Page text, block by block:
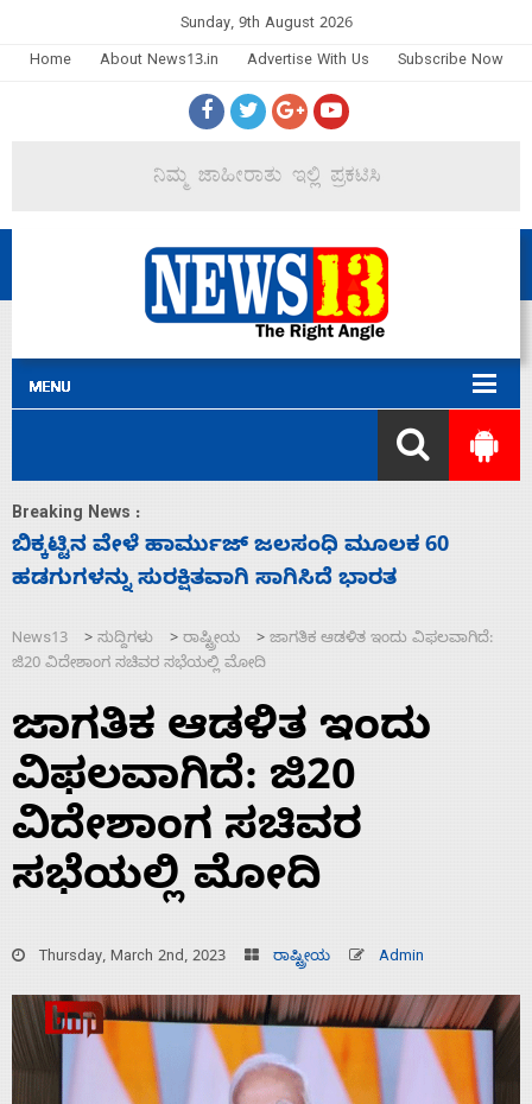
Sunday, 9th August 2026
Home
About News13.in Advertise With Us Subscribe Now
Breaking News :
ನಾಗೇಂದ್ರ ರಾಜೀನಾಮೆ ಕೊಡದಿದ್ದರೆ ಸದನ ನಡೆಸಲು
ಬಿಡೆವು: ಛಲವಾದಿ ನಾರಾಯಣಸ್ವಾಮಿ
News13 > ಸುದ್ದಿಗಳು > ರಾಷ್ಟ್ರೀಯ > ಜಾಗತಿಕ ಆಡಳಿತ ಇಂದು ವಿಫಲವಾಗಿದೆ:
ಜಿ20 ವಿದೇಶಾಂಗ ಸಚಿವರ ಸಭೆಯಲ್ಲಿ ಮೋದಿ
ಜಾಗತಿಕ ಆಡಳಿತ ಇಂದು
ವಿಫಲವಾಗಿದೆ: ಜಿ20
ವಿದೇಶಾಂಗ ಸಚಿವರ
ಸಭೆಯಲ್ಲಿ ಮೋದಿ
Thursday, March 2nd, 2023 ರಾಷ್ಟ್ರೀಯ Admin